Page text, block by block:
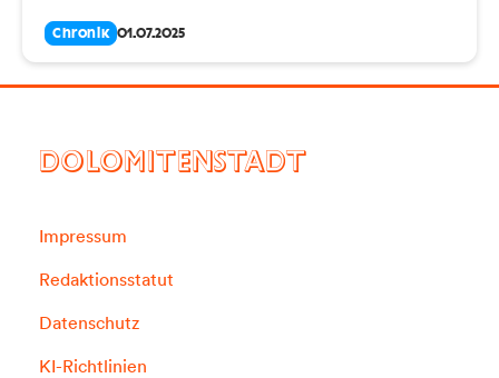
Chronik 01.07.2025
DOLOMITENSTADT
Impressum
Redaktionsstatut
Datenschutz
KI-Richtlinien